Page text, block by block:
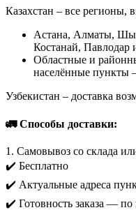
Казахстан – все регионы,
Астана, Алматы,
Костанай, Павлодар
Областные и
населённые пункты
Узбекистан – доставка
🚛 Способы доставки:
1. Самовывоз со склада
✔️ Бесплатно
✔️ Актуальные адреса
✔️ Готовность заказа — по